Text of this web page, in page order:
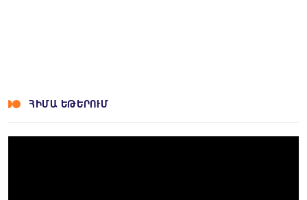
ՀԻՄԱ ԵԹԵՐՈՒՄ